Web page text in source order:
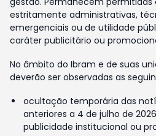
estritamente administrativas,
emergenciais ou de utilidade
caráter publicitário ou
No âmbito do Ibram e de suas
deverão ser observadas as
ocultação temporária das
anteriores a 4 de julho de
publicidade institucional ou